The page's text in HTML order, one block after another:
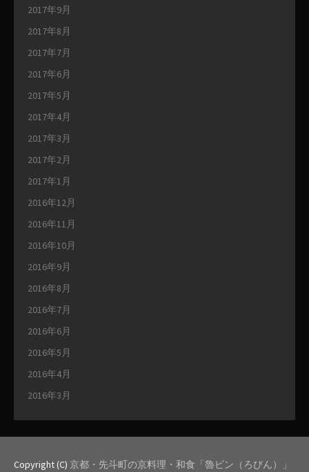
2017年9月
2017年8月
2017年7月
2017年6月
2017年5月
2017年4月
2017年3月
2017年2月
2017年1月
2016年12月
2016年11月
2016年10月
2016年9月
2016年8月
2016年7月
2016年6月
2016年5月
2016年4月
2016年3月
Copyright (C) 京都・先斗町の京料理・和食「魯ビン（ろびん）」